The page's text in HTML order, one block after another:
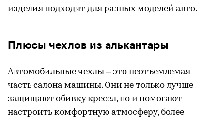
изделия подходят для разных моделей авто.
Плюсы чехлов из алькантары
Автомобильные чехлы – это неотъемлемая
часть салона машины. Они не только лучше
защищают обивку кресел, но и помогают
настроить комфортную атмосферу, более